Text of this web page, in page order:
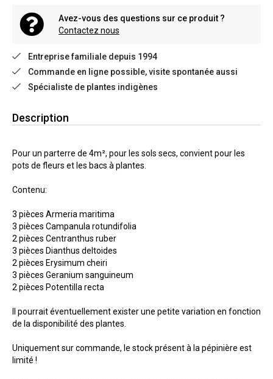
Avez-vous des questions sur ce produit ?
Contactez nous
Entreprise familiale depuis 1994
Commande en ligne possible, visite spontanée aussi
Spécialiste de plantes indigènes
Description
Pour un parterre de 4m², pour les sols secs, convient pour les
pots de fleurs et les bacs à plantes.
Contenu:
3 pièces Armeria maritima
3 pièces Campanula rotundifolia
2 pièces Centranthus ruber
3 pièces Dianthus deltoides
2 pièces Erysimum cheiri
3 pièces Geranium sanguineum
2 pièces Potentilla recta
Il pourrait éventuellement exister une petite variation en fonction
de la disponibilité des plantes.
Uniquement sur commande, le stock présent à la pépinière est
limité !